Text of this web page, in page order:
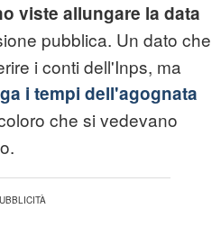
viste allungare la data
pubblica. Un dato che
i conti dell'Inps, ma
i tempi dell'agognata
che si vedevano